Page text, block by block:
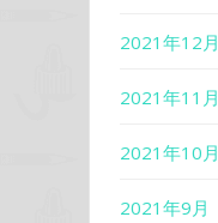
2021年12月
2021年11月
2021年10月
2021年9月